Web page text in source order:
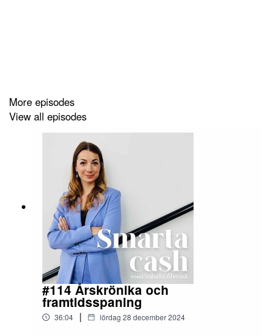
More episodes
View all episodes
#114 Årskrönika och
framtidsspaning
36:04 | lördag 28 december 2024